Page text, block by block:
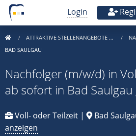
Login
ATTRAKTIVE STELLENANGEBOTE …
BAD SAULGAU
Nachfolger (m/w/d) in
ab sofort in Bad
Voll- oder Teilzeit | Bad
anzeigen